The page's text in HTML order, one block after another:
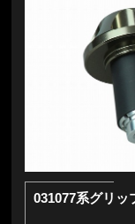
031077系グリッ